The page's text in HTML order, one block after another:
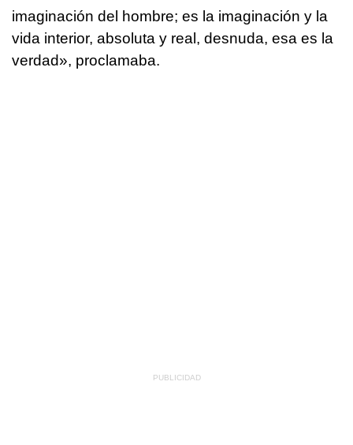
imaginación del hombre; es la imaginación y la
vida interior, absoluta y real, desnuda, esa es la
verdad», proclamaba.